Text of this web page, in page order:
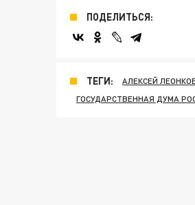
ПОДЕЛИТЬСЯ:
ТЕГИ: АЛЕКСЕЙ
ГОСУДАРСТВЕННАЯ ДУМА